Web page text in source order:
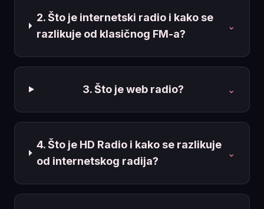
2. Što je internetski radio i kako se
razlikuje od klasičnog FM-a?
⌄
3. Što je web radio? ⌄
4. Što je HD Radio i kako se razlikuje
od internetskog radija?
⌄